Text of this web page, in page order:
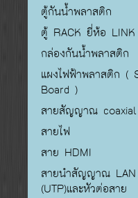
ตู้กันน้ำพลาสติก
ตู้ RACK ยี่ห้อ LINK
กล่องกันน้ำพลาสติก
แผงไฟฟ้าพลาสติก (
Board )
สายสัญญาณ coaxial
สายไฟ
สาย HDMI
สายนำสัญญาณ LAN
(UTP)และหัวต่อสาย